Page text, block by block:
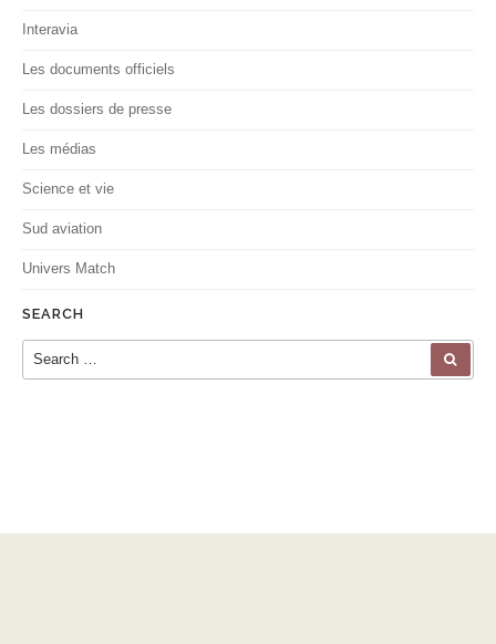
Interavia
Les documents officiels
Les dossiers de presse
Les médias
Science et vie
Sud aviation
Univers Match
SEARCH
Search for: